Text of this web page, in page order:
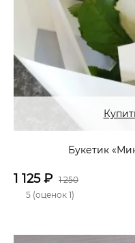
Букетик
1 125₽ 1 250
5 (оценок 1)